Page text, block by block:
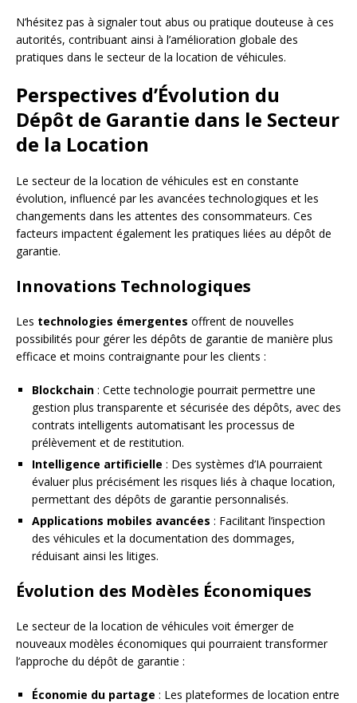
N’hésitez pas à signaler tout abus ou pratique douteuse à ces
autorités, contribuant ainsi à l’amélioration globale des
pratiques dans le secteur de la location de véhicules.
Perspectives d’Évolution du
Dépôt de Garantie dans le Secteur
de la Location
Le secteur de la location de véhicules est en constante
évolution, influencé par les avancées technologiques et les
changements dans les attentes des consommateurs. Ces
facteurs impactent également les pratiques liées au dépôt de
garantie.
Innovations Technologiques
Les technologies émergentes offrent de nouvelles
possibilités pour gérer les dépôts de garantie de manière plus
efficace et moins contraignante pour les clients :
Blockchain : Cette technologie pourrait permettre une
gestion plus transparente et sécurisée des dépôts, avec des
contrats intelligents automatisant les processus de
prélèvement et de restitution.
Intelligence artificielle : Des systèmes d’IA pourraient
évaluer plus précisément les risques liés à chaque location,
permettant des dépôts de garantie personnalisés.
Applications mobiles avancées : Facilitant l’inspection
des véhicules et la documentation des dommages,
réduisant ainsi les litiges.
Évolution des Modèles Économiques
Le secteur de la location de véhicules voit émerger de
nouveaux modèles économiques qui pourraient transformer
l’approche du dépôt de garantie :
Économie du partage : Les plateformes de location entre